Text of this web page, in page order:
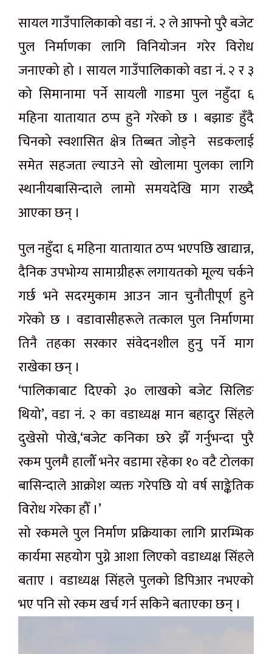
सायल गाउँपालिकाको वडा नं. २ ले आफ्नो पुरै बजेट
पुल निर्माणका लागि विनियोजन गरेर विरोध
जनाएको हो । सायल गाउँपालिकाको वडा नं. २ र ३
को सिमानामा पर्ने सायली गाडमा पुल नहुँदा ६
महिना यातायात ठप्प हुने गरेको छ । बझाङ हुँदै
चिनको स्वशासित क्षेत्र तिब्बत जोड्ने सडकलाई
समेत सहजता ल्याउने सो खोलामा पुलका लागि
स्थानीयबासिन्दाले लामो समयदेखि माग राख्दै
आएका छन् ।
पुल नहुँदा ६ महिना यातायात ठप्प भएपछि खाद्यान्न,
दैनिक उपभोग्य सामाग्रीहरू लगायतको मूल्य चर्कने
गर्छ भने सदरमुकाम आउन जान चुनौतीपूर्ण हुने
गरेको छ । वडावासीहरूले तत्काल पुल निर्माणमा
तिनै तहका सरकार संवेदनशील हुनु पर्ने माग
राखेका छन् ।
‘पालिकाबाट दिएको ३० लाखको बजेट सिलिङ
थियो’, वडा नं. २ का वडाध्यक्ष मान बहादुर सिंहले
दुखेसो पोखे,‘बजेट कनिका छरे झैँ गर्नुभन्दा पुरै
रकम पुलमै हालौँ भनेर वडामा रहेका १० वटै टोलका
बासिन्दाले आक्रोश व्यक्त गरेपछि यो वर्ष साङ्केतिक
विरोध गरेका हौँ ।’
सो रकमले पुल निर्माण प्रक्रियाका लागि प्रारम्भिक
कार्यमा सहयोग पुग्ने आशा लिएको वडाध्यक्ष सिंहले
बताए । वडाध्यक्ष सिंहले पुलको डिपिआर नभएको
भए पनि सो रकम खर्च गर्न सकिने बताएका छन् ।